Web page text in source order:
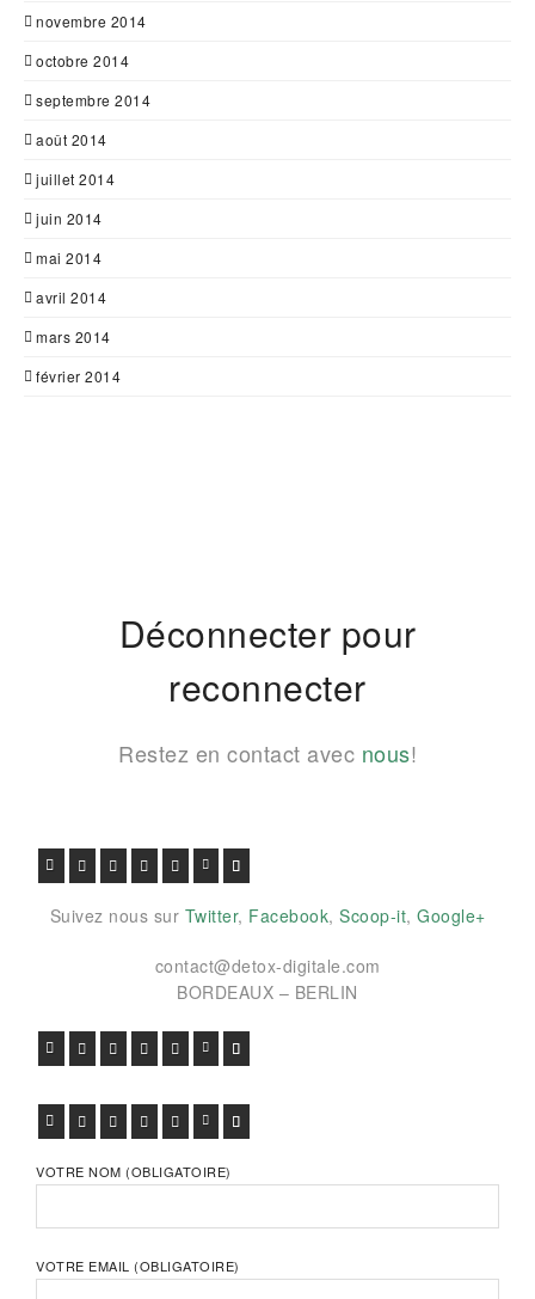
novembre 2014
octobre 2014
septembre 2014
août 2014
juillet 2014
juin 2014
mai 2014
avril 2014
mars 2014
février 2014
Déconnecter pour
reconnecter
Restez en contact avec nous!
FACEBOOK
TWITTERGOOGLE+PINTEREST
VIADEOLINKEDIN
Suivez nous sur Twitter, Facebook, Scoop-it, Google+
contact@detox-digitale.com
BORDEAUX – BERLIN
FACEBOOK
TWITTERGOOGLE+PINTEREST
VIADEOLINKEDIN
FACEBOOK
TWITTERGOOGLE+PINTEREST
VIADEOLINKEDIN
VOTRE NOM (OBLIGATOIRE)
VOTRE EMAIL (OBLIGATOIRE)